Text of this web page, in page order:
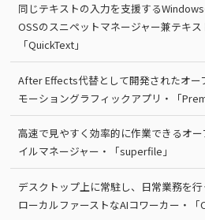
同じテキストの入力を支援する
OSSのスニペットマネージャー兼テキス
「QuickText」
After Effects代替として開発されたオー
モーショングラフィックアプリ・「
高速で見やすく効率的に作業できるオ
イルマネージャー・「superfile」
デスクトップ上に常駐し、日常業務を
ローカルファーストなAIコワーカー・「